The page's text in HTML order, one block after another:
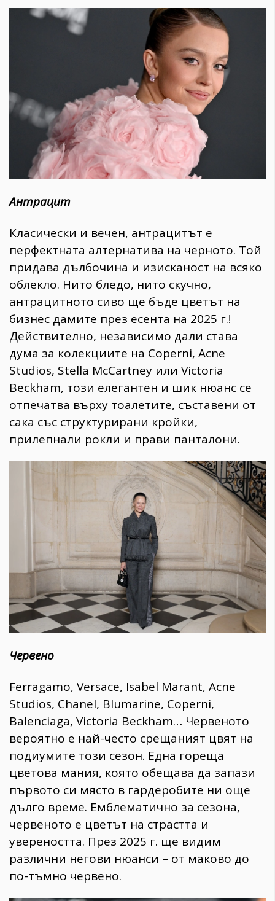
Антрацит
Класически и вечен, антрацитът е
перфектната алтернатива на черното. Той
придава дълбочина и изисканост на всяко
облекло. Нито бледо, нито скучно,
антрацитното сиво ще бъде цветът на
бизнес дамите през есента на 2025 г.!
Действително, независимо дали става
дума за колекциите на Coperni, Acne
Studios, Stella McCartney или Victoria
Beckham, този елегантен и шик нюанс се
отпечатва върху тоалетите, съставени от
сака със структурирани кройки,
прилепнали рокли и прави панталони.
Червено
Ferragamo, Versace, Isabel Marant, Acne
Studios, Chanel, Blumarine, Coperni,
Balenciaga, Victoria Beckham… Червеното
вероятно е най-често срещаният цвят на
подиумите този сезон. Една гореща
цветова мания, която обещава да запази
първото си място в гардеробите ни още
дълго време. Емблематично за сезона,
червеното е цветът на страстта и
увереността. През 2025 г. ще видим
различни негови нюанси – от маково до
по-тъмно червено.